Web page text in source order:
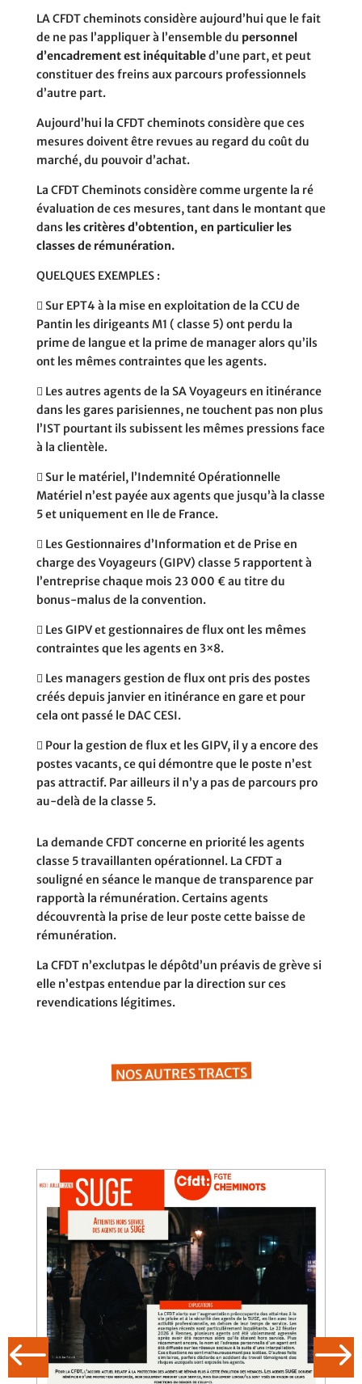
LA CFDT cheminots considère aujourd’hui que le fait
de ne pas l’appliquer à l’ensemble du personnel
d’encadrement est inéquitabled’une part, et peut
constituer des freins aux parcours professionnels
d’autre part.
Aujourd’hui la CFDT cheminots considère que ces
mesures doivent être revues au regard du coût du
marché, du pouvoir d’achat.
La CFDT Cheminots considère comme urgente la ré
évaluation de ces mesures, tant dans le montant que
dans les critères d’obtention, en particulier les
classes de rémunération.
QUELQUES EXEMPLES :
􀏫 Sur EPT4 à la mise en exploitation de la CCU de
Pantin les dirigeants M1 ( classe 5) ont perdu la
prime de langue et la prime de manager alors qu’ils
ont les mêmes contraintes que les agents.
􀏫 Les autres agents de la SA Voyageurs en itinérance
dans les gares parisiennes, ne touchent pas non plus
l’IST pourtant ils subissent les mêmes pressions face
à la clientèle.
􀏫 Sur le matériel, l’Indemnité Opérationnelle
Matériel n’est payée aux agents que jusqu’à la classe
5 et uniquement en Ile de France.
􀏫 Les Gestionnaires d’Information et de Prise en
charge des Voyageurs (GIPV) classe 5 rapportent à
l’entreprise chaque mois 23 000 € au titre du
bonus-malus de la convention.
􀏫 Les GIPV et gestionnaires de flux ont les mêmes
contraintes que les agents en 3×8.
􀏫 Les managers gestion de flux ont pris des postes
créés depuis janvier en itinérance en gare et pour
cela ont passé le DAC CESI.
􀏫 Pour la gestion de flux et les GIPV, il y a encore des
postes vacants, ce qui démontre que le poste n’est
pas attractif. Par ailleurs il n’y a pas de parcours pro
au-delà de la classe 5.
La demandeCFDTconcerne en priorité les agents
classe 5travaillanten opérationnel. La CFDTa
souligné en séance le manque detransparence par
rapportà la rémunération. Certains agents
découvrentà la prise de leur postecette baisse de
rémunération.
La CFDT n’exclutpas le dépôtd’un préavis de grève si
elle n’estpas entendue par la direction surces
revendications légitimes.
NOS AUTRES TRACTS